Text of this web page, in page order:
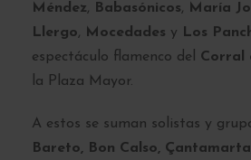
Méndez, Babasónicos, María
Llergo, Mocedades y Los
espectáculo flamenco del Corral
la Plaza Mayor.
A estos se suman solistas y
Bareto, Bon Calso,